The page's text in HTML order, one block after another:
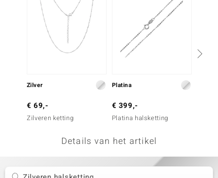
Zilver
€ 69,-
Zilveren ketting
Platina
€ 399,-
Platina halsketting
Details van het artikel